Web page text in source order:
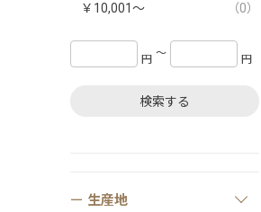
￥10,001～ （0）
円 〜 円
検索する
生産地